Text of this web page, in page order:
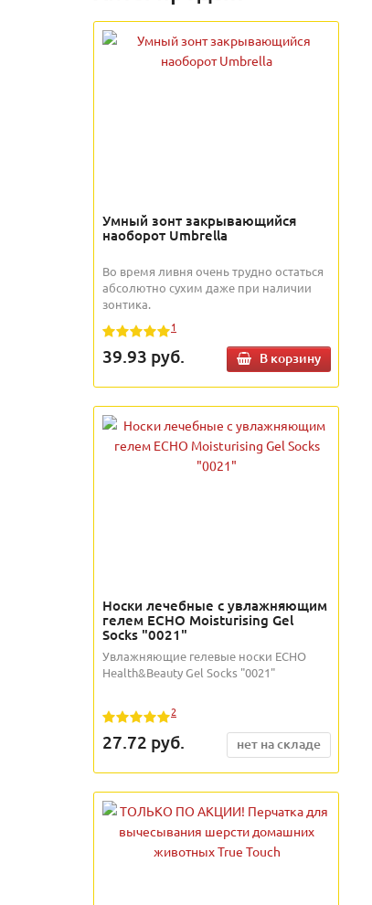
Умный зонт закрывающийся
наоборот Umbrella
Во время ливня очень трудно остаться
абсолютно сухим даже при наличии
зонтика.
1
39.93 руб. В корзину
Носки лечебные с увлажняющим
гелем ECHO Moisturising Gel
Socks "0021"
Увлажняющие гелевые носки ECHO
Health&Beauty Gel Socks "0021"
2
27.72 руб. нет на складе